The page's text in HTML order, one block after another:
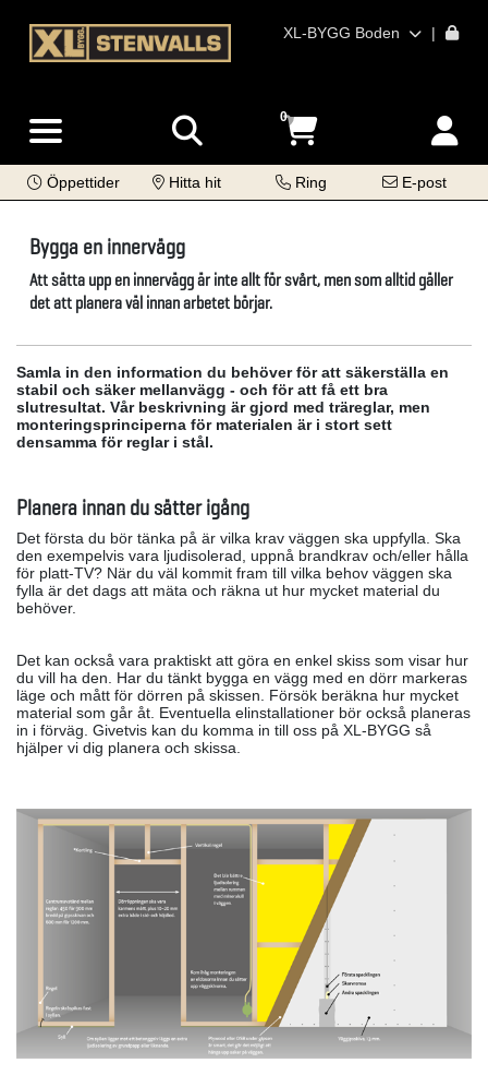
XL-BYGG Boden |
0
Öppettider Hitta hit Ring E-post
Bygga en innervägg
Att sätta upp en innervägg är inte allt för svårt, men som alltid gäller
det att planera väl innan arbetet börjar.
Samla in den information du behöver för att säkerställa en
stabil och säker mellanvägg - och för att få ett bra
slutresultat. Vår beskrivning är gjord med träreglar, men
monteringsprinciperna för materialen är i stort sett
densamma för reglar i stål.
Planera innan du sätter igång
Det första du bör tänka på är vilka krav väggen ska uppfylla. Ska
den exempelvis vara ljudisolerad, uppnå brandkrav och/eller hålla
för platt-TV? När du väl kommit fram till vilka behov väggen ska
fylla är det dags att mäta och räkna ut hur mycket material du
behöver.
Det kan också vara praktiskt att göra en enkel skiss som visar hur
du vill ha den. Har du tänkt bygga en vägg med en dörr markeras
läge och mått för dörren på skissen. Försök beräkna hur mycket
material som går åt. Eventuella elinstallationer bör också planeras
in i förväg. Givetvis kan du komma in till oss på XL-BYGG så
hjälper vi dig planera och skissa.